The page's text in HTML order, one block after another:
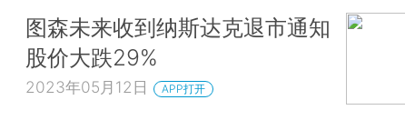
图森未来收到纳斯达克退市通知
股价大跌29%
2023年05月12日 APP打开